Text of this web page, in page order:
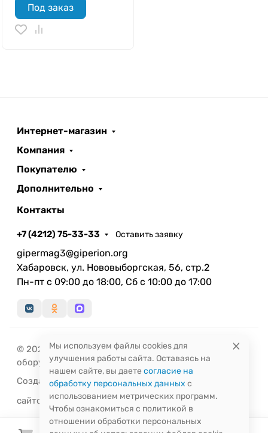
Под заказ
Интернет-магазин
Компания
Покупателю
Дополнительно
Контакты
+7 (4212) 75-33-33 Оставить заявку
gipermag3@giperion.org
Хабаровск, ул. Нововыборгская, 56, стр.2
Пн-пт с 09:00 до 18:00, Сб с 10:00 до 17:00
© 2026 Гиперион - магазин инженерного
оборудования в Хабаровске
Создание сайта,обслуживание ипродвижение
сайтов
-РЭДЛАЙН
Мы используем файлы cookies для
улучшения работы сайта. Оставаясь на
нашем сайте, вы даете согласие на
обработку персональных данных с
использованием метрических программ.
Чтобы ознакомиться с политикой в
отношении обработки персональных